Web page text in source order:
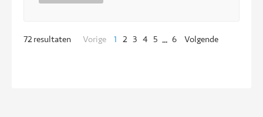
72 resultaten Vorige 1 2 3 4 5 ... 6 Volgende